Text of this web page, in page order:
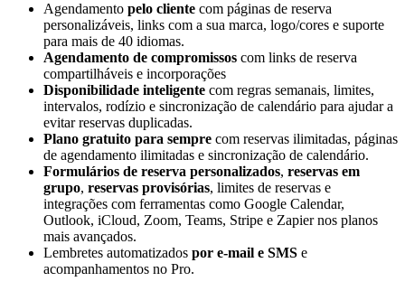
Agendamento pelo cliente com páginas de reserva
personalizáveis, links com a sua marca, logo/cores e suporte
para mais de 40 idiomas.
Agendamento de compromissos com links de reserva
compartilháveis e incorporações
Disponibilidade inteligente com regras semanais, limites,
intervalos, rodízio e sincronização de calendário para ajudar a
evitar reservas duplicadas.
Plano gratuito para sempre com reservas ilimitadas, páginas
de agendamento ilimitadas e sincronização de calendário.
Formulários de reserva personalizados, reservas em
grupo, reservas provisórias, limites de reservas e
integrações com ferramentas como Google Calendar,
Outlook, iCloud, Zoom, Teams, Stripe e Zapier nos planos
mais avançados.
Lembretes automatizados por e-mail e SMS e
acompanhamentos no Pro.